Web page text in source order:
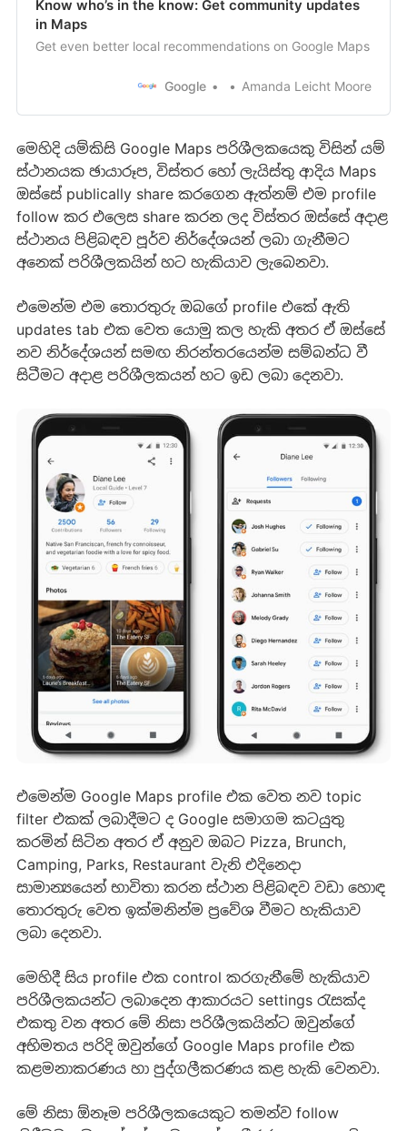
Know who’s in the know: Get community updates
in Maps
Get even better local recommendations on Google Maps
Google Amanda Leicht Moore
මෙහිදි යම්කිසි Google Maps පරිශීලකයෙකු විසින් යම්
ස්ථානයක ඡායාරූප, විස්තර හෝ ලැයිස්තු ආදිය Maps
ඔස්සේ publically share කරගෙන ඇත්නම් එම profile
follow කර එලෙස share කරන ලද විස්තර ඔස්සේ අදාළ
ස්ථානය පිළිබඳව පූර්ව නිර්දේශයන් ලබා ගැනීමට
අනෙක් පරිශීලකයින් හට හැකියාව ලැබෙනවා.
එමෙන්ම එම තොරතුරු ඔබගේ profile එකේ ඇති
updates tab එක වෙත යොමු කල හැකි අතර ඒ ඔස්සේ
නව නිර්දේශයන් සමඟ නිරන්තරයෙන්ම සම්බන්ධ වී
සිටීමට අදාළ පරිශීලකයන් හට ඉඩ ලබා දෙනවා.
එමෙන්ම Google Maps profile එක වෙත නව topic
filter එකක් ලබාදීමට ද Google සමාගම කටයුතු
කරමින් සිටින අතර ඒ අනුව ඔබට Pizza, Brunch,
Camping, Parks, Restaurant වැනි එදිනෙදා
සාමාන්‍යයෙන් භාවිතා කරන ස්ථාන පිළිබඳව වඩා හොඳ
තොරතුරු වෙත ඉක්මනින්ම ප්‍රවේශ වීමට හැකියාව
ලබා දෙනවා.
මෙහිදී සිය profile එක control කරගැනීමේ හැකියාව
පරිශීලකයන්ට ලබාදෙන ආකාරයට settings රැසක්ද
එකතු වන අතර මේ නිසා පරිශීලකයින්ට ඔවුන්ගේ
අභිමතය පරිදි ඔවුන්ගේ Google Maps profile එක
කළමනාකරණය හා පුද්ගලීකරණය කළ හැකි වෙනවා.
මේ නිසා ඕනෑම පරිශීලකයෙකුට තමන්ව follow